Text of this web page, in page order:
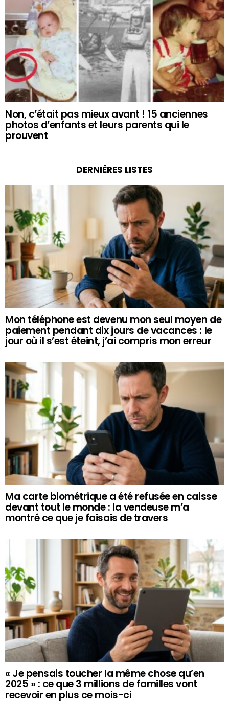
Non, c’était pas mieux avant ! 15 anciennes
photos d’enfants et leurs parents qui le
prouvent
DERNIÈRES LISTES
Mon téléphone est devenu mon seul moyen de
paiement pendant dix jours de vacances : le
jour où il s’est éteint, j’ai compris mon erreur
Ma carte biométrique a été refusée en caisse
devant tout le monde : la vendeuse m’a
montré ce que je faisais de travers
« Je pensais toucher la même chose qu’en
2025 » : ce que 3 millions de familles vont
recevoir en plus ce mois-ci